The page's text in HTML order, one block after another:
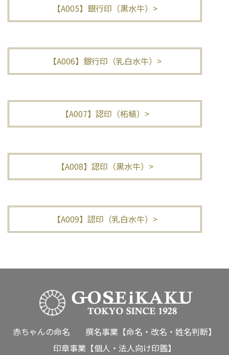
【A005】銀行印（黒水牛）>
【A006】銀行印（乳白水牛）>
【A007】認印（柘植）>
【A008】認印（黒水牛）>
【A009】認印（乳白水牛）>
赤ちゃんの命名
撰名事業【命名・改名・姓名判断】
印章事業【個人・法人向け印鑑】